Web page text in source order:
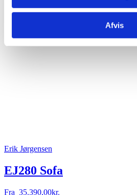
Afvis
Erik Jørgensen
EJ280 Sofa
Fra 35.390,00kr.